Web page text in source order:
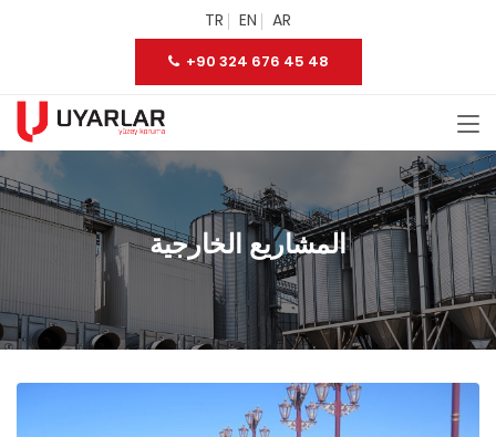
TR EN AR
+90 324 676 45 48
المشاريع الخارجية